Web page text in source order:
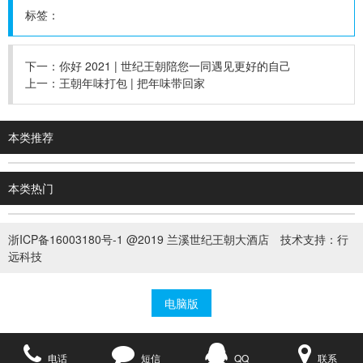
标签：
下一： 你好 2021 | 世纪王朝陪您一同遇见更好的自己
上一： 王朝年味打包 | 把年味带回家
本类推荐
本类热门
浙ICP备16003180号-1 @2019 兰溪世纪王朝大酒店 技术支持： 行
远科技
电脑版
电话 短信 QQ 联系